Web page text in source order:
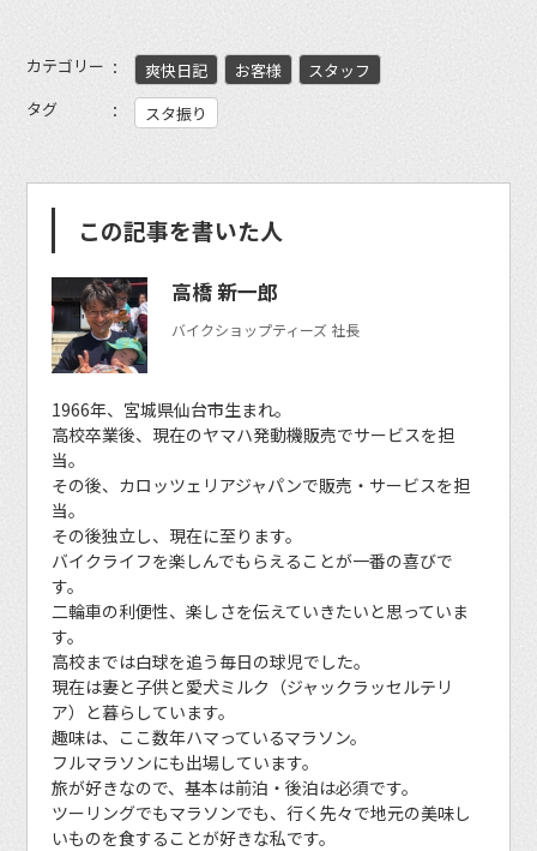
カテゴリー 爽快日記 お客様
スタッフ
タグ
スタ振り
この記事を書いた人
高橋 新一郎
バイクショップティーズ 社長
1966年、宮城県仙台市生まれ。
高校卒業後、現在のヤマハ発動機販売でサービスを担
当。
その後、カロッツェリアジャパンで販売・サービスを担
当。
その後独立し、現在に至ります。
バイクライフを楽しんでもらえることが一番の喜びで
す。
二輪車の利便性、楽しさを伝えていきたいと思っていま
す。
高校までは白球を追う毎日の球児でした。
現在は妻と子供と愛犬ミルク（ジャックラッセルテリ
ア）と暮らしています。
趣味は、ここ数年ハマっているマラソン。
フルマラソンにも出場しています。
旅が好きなので、基本は前泊・後泊は必須です。
ツーリングでもマラソンでも、行く先々で地元の美味し
いものを食することが好きな私です。